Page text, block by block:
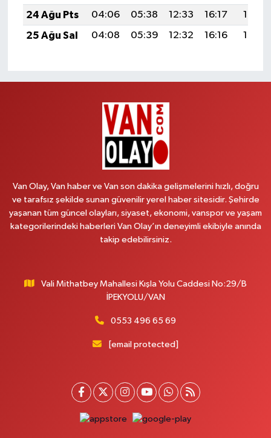
24 Ağu Pts
04:06 05:38 12:33 16:17
19:17
25 Ağu Sal
04:08 05:39 12:32 16:16 19:16
Van Olay, Van haber ve Van son dakika gelişmelerini hızlı, doğru
ve tarafsız şekilde sunan güvenilir yerel haber sitesidir. Şehirde
yaşanan tüm güncel olayları, siyaset, ekonomi, vanspor ve yaşam
kategorilerindeki haberleri Van Olay’ın deneyimli ekibiyle anında
takip edebilirsiniz.
Vali Mithatbey Mahallesi Kışla Yolu Caddesi No:29/B
İPEKYOLU/VAN
0553 496 65 69
[email protected]